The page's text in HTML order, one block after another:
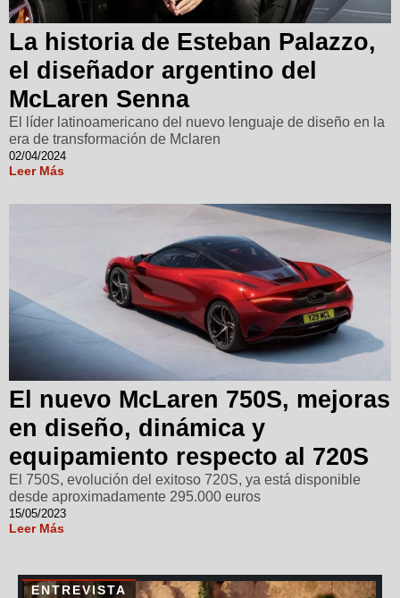
La historia de Esteban Palazzo,
el diseñador argentino del
McLaren Senna
El líder latinoamericano del nuevo lenguaje de diseño en la
era de transformación de Mclaren
02/04/2024
Leer Más
El nuevo McLaren 750S, mejoras
en diseño, dinámica y
equipamiento respecto al 720S
El 750S, evolución del exitoso 720S, ya está disponible
desde aproximadamente 295.000 euros
15/05/2023
Leer Más
ENTREVISTA